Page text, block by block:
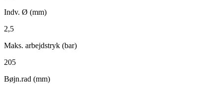
Indv. Ø (mm)
2,5
Maks. arbejdstryk (bar)
205
Bøjn.rad (mm)